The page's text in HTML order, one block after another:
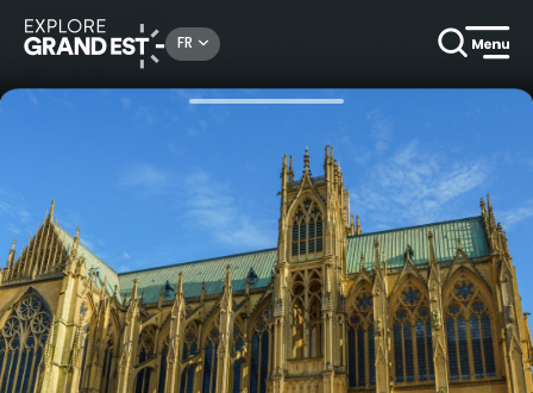
FR
Arts & culture Visite audioguidée au cœur de Metz